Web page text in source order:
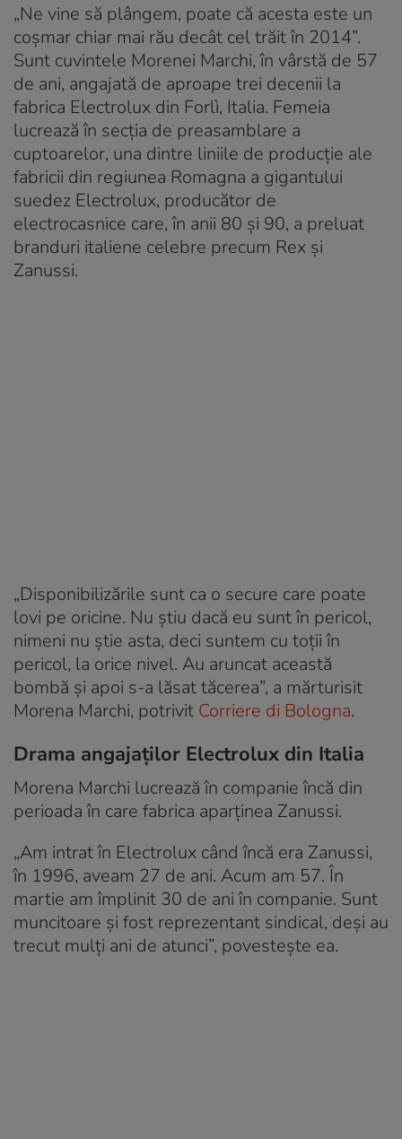
„Ne vine să plângem, poate că acesta este un
coșmar chiar mai rău decât cel trăit în 2014”.
Sunt cuvintele Morenei Marchi, în vârstă de 57
de ani, angajată de aproape trei decenii la
fabrica Electrolux din Forlì, Italia. Femeia
lucrează în secția de preasamblare a
cuptoarelor, una dintre liniile de producție ale
fabricii din regiunea Romagna a gigantului
suedez Electrolux, producător de
electrocasnice care, în anii 80 și 90, a preluat
branduri italiene celebre precum Rex și
Zanussi.
„Disponibilizările sunt ca o secure care poate
lovi pe oricine. Nu știu dacă eu sunt în pericol,
nimeni nu știe asta, deci suntem cu toții în
pericol, la orice nivel. Au aruncat această
bombă și apoi s-a lăsat tăcerea”, a mărturisit
Morena Marchi, potrivit Corriere di Bologna.
Drama angajaților Electrolux din Italia
Morena Marchi lucrează în companie încă din
perioada în care fabrica aparținea Zanussi.
„Am intrat în Electrolux când încă era Zanussi,
în 1996, aveam 27 de ani. Acum am 57. În
martie am împlinit 30 de ani în companie. Sunt
muncitoare și fost reprezentant sindical, deși au
trecut mulți ani de atunci”, povestește ea.